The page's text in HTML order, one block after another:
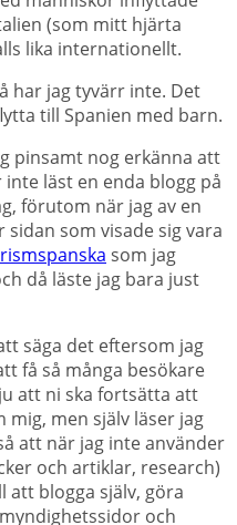
(som mitt hjärta
lika internationellt.
har jag tyvärr inte. Det
till Spanien med barn.
pinsamt nog erkänna att
läst en enda blogg på
förutom när jag av en
som visade sig vara
som jag
då läste jag bara just
säga det eftersom jag
få så många besökare
att ni ska fortsätta att
men själv läser jag
att när jag inte använder
och artiklar, research)
att blogga själv, göra
och